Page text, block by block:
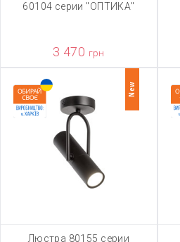
60104 серии "ОПТИКА"
3 470 грн
New
Люстра 80155 серии